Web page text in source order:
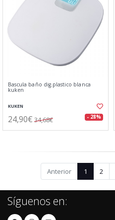
Bascula baño dig.plastico blanca
kuken
KUKEN
24,90€ 34,68€ - 28%
Anterior 1 2
Síguenos en: